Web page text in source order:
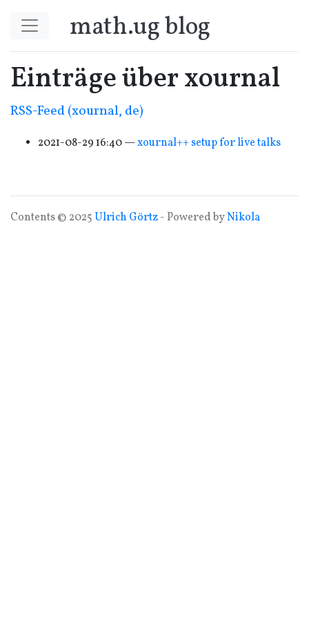
math.ug blog
Einträge über xournal
RSS-Feed (xournal, de)
2021-08-29 16:40 xournal++ setup for live talks
Contents © 2025 Ulrich Görtz- Powered byNikola